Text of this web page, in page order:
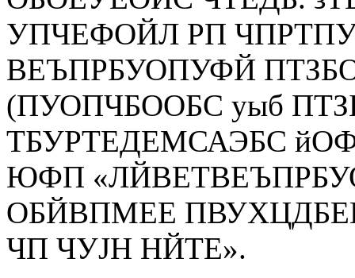
УПЧЕФОЙЛ РП
ВЕЪПРБУОПУФЙ
(ПУОПЧБООБС уыб
ТБУРТЕДЕМСАЭБС
ЮФП
ОБЙВПМЕЕ
ЧП ЧУЈН НЙТЕ».